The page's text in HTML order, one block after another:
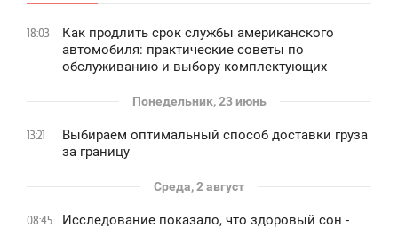
18:03
Как продлить срок службы американского
автомобиля: практические советы по
обслуживанию и выбору комплектующих
Понедельник, 23 июнь
13:21
Выбираем оптимальный способ доставки груза
за границу
Среда, 2 август
08:45 Исследование показало, что здоровый сон -